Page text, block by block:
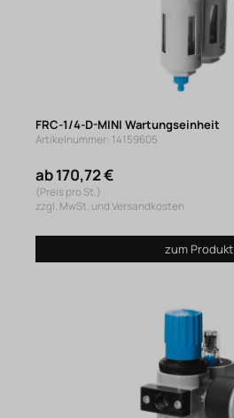
FRC-1/4-D-MINI Wartungseinheit
Artikelnummer: 14159605
ab 170,72 €
(Preis pro St.)
zzgl. MwSt. und Versandkosten
zum Produkt